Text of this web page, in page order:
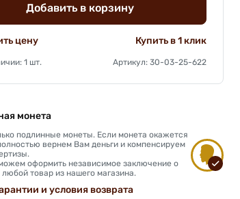
Добавить в корзину
цену Купить в 1 клик
1 шт. Артикул: 30-03-25-622
монета
подлинные монеты. Если монета окажется
вернем Вам деньги и компенсируем
оформить независимое заключение о
товар из нашего магазина.
и условия возврата